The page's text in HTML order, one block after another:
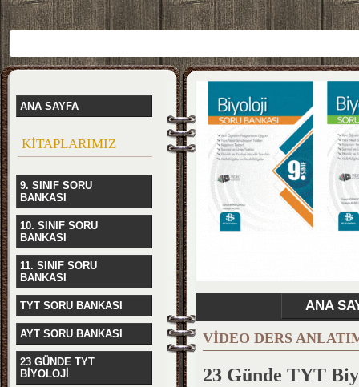
ANA SAYFA
KİTAPLARIMIZ
9. SINIF SORU
BANKASI
10. SINIF SORU
BANKASI
11. SINIF SORU
BANKASI
TYT SORU BANKASI
AYT SORU BANKASI
23 GÜNDE TYT
BİYOLOJİ
ANA
VİDEO DERS
23 Günde TYT